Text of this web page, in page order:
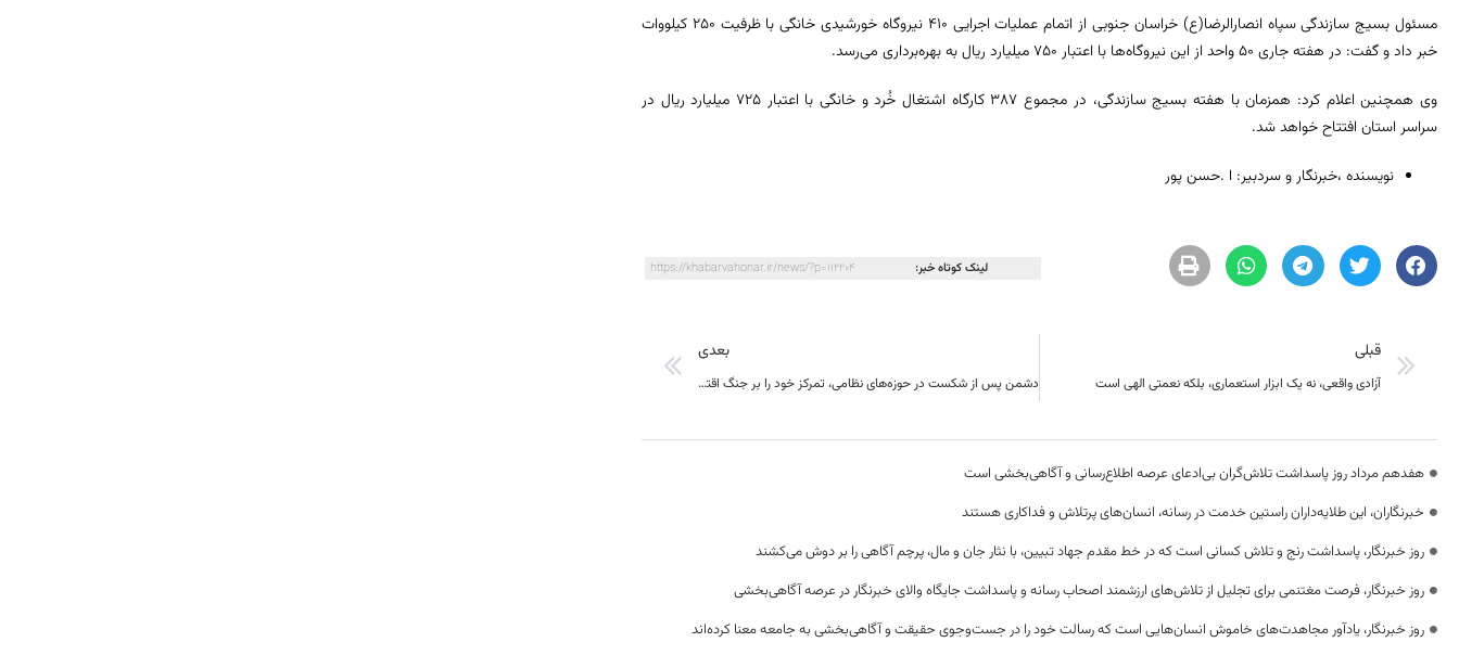
مسئول بسیج سازندگی سپاه انصارالرضا(ع) خراسان جنوبی از اتمام عملیات اجرایی ۴۱۰ نیروگاه خورشیدی خانگی با ظرفیت ۲۵۰ کیلووات
خبر داد و گفت: در هفته جاری ۵۰ واحد از این نیروگاه‌ها با اعتبار ۷۵۰ میلیارد ریال به بهره‌برداری می‌رسد.
وی همچنین اعلام کرد: همزمان با هفته بسیج سازندگی، در مجموع ۳۸۷ کارگاه اشتغال خُرد و خانگی با اعتبار ۷۲۵ میلیارد ریال در
سراسر استان افتتاح خواهد شد.
نویسنده ،خبرنگار و سردبیر: ا .حسن پور
لینک کوتاه خبر: https://khabarvahonar.ir/news/?p=112204
قبلی
آزادی واقعی، نه یک ابزار استعماری، بلکه نعمتی الهی است
بعدی
دشمن پس از شکست در حوزه‌های نظامی، تمرکز خود را بر جنگ اقتصادی و ایجاد محدودیت‌های مالی قرار داده است
هفدهم مرداد روز پاسداشت تلاش‌گران بی‌ادعای عرصه اطلاع‌رسانی و آگاهی‌بخشی است
خبرنگاران، این طلایه‌داران راستین خدمت در رسانه، انسان‌های پرتلاش و فداکاری هستند
روز خبرنگار، پاسداشت رنج و تلاش کسانی است که در خط مقدم جهاد تبیین، با نثار جان و مال، پرچم آگاهی را بر دوش می‌کشند
روز خبرنگار، فرصت مغتنمی برای تجلیل از تلاش‌های ارزشمند اصحاب رسانه و پاسداشت جایگاه والای خبرنگار در عرصه آگاهی‌بخشی
روز خبرنگار، یادآور مجاهدت‌های خاموش انسان‌هایی است که رسالت خود را در جست‌وجوی حقیقت و آگاهی‌بخشی به جامعه معنا کرده‌اند